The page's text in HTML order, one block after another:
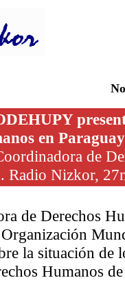
en
de
Radio Nizkor,
de Derechos
la situación de
Humanos